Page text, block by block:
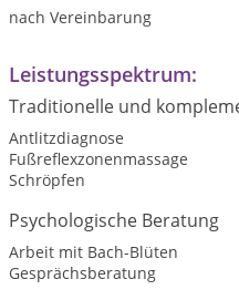
nach Vereinbarung
Leistungsspektrum:
Traditionelle und
Antlitzdiagnose
Fußreflexzonenmassage
Schröpfen
Psychologische Beratung
Arbeit mit Bach-Blüten
Gesprächsberatung